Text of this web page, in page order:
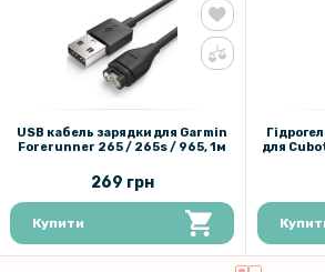
USB кабель зарядки для Garmin
Forerunner 265 / 265s / 965, 1м
269 грн
Купити
для